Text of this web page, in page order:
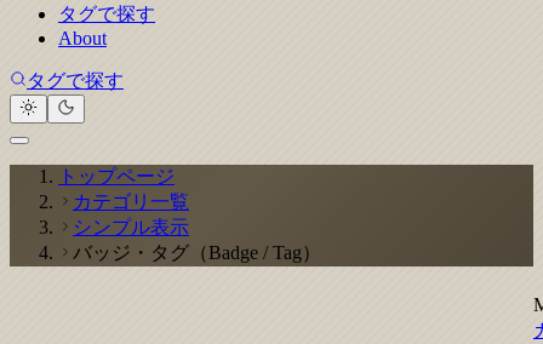
タグで探す
About
タグで探す
トップページ
カテゴリ一覧
シンプル表示
バッジ・タグ（Badge / Tag）